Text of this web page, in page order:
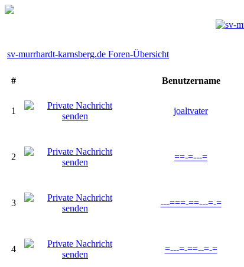
sv-murrhardt-karnsberg.de Foren-Übersicht
#
Benutzername
1 joaltvater
2 ==-=---=
3 ---===-==---=-=
4 =---=-==--=-=